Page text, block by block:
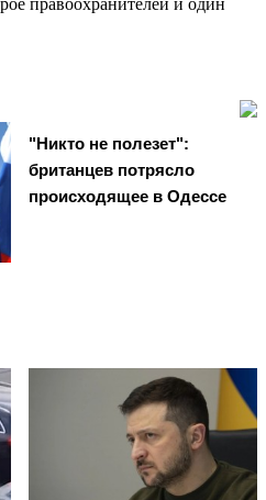
"Никто не полезет":
британцев потрясло
происходящее в Одессе